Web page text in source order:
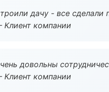
дачу - все
компании
довольны
компании